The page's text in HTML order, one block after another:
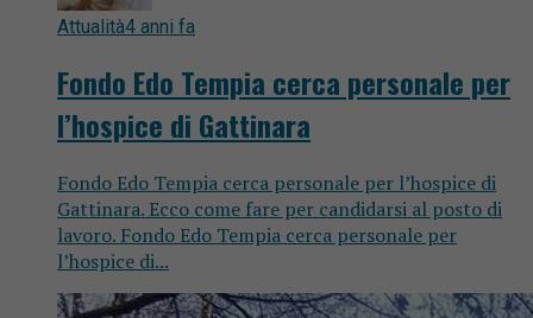
Attualità4 anni fa
Fondo Edo Tempia cerca personale per
l’hospice di Gattinara
Fondo Edo Tempia cerca personale per l’hospice di
Gattinara. Ecco come fare per candidarsi al posto di
lavoro. Fondo Edo Tempia cerca personale per
l’hospice di...